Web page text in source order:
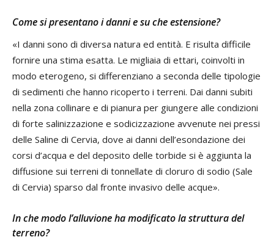
Come si presentano i danni e su che estensione?
«I danni sono di diversa natura ed entità. E risulta difficile
fornire una stima esatta. Le migliaia di ettari, coinvolti in
modo eterogeno, si differenziano a seconda delle tipologie
di sedimenti che hanno ricoperto i terreni. Dai danni subiti
nella zona collinare e di pianura per giungere alle condizioni
di forte salinizzazione e sodicizzazione avvenute nei pressi
delle Saline di Cervia, dove ai danni dell’esondazione dei
corsi d’acqua e del deposito delle torbide si è aggiunta la
diffusione sui terreni di tonnellate di cloruro di sodio (Sale
di Cervia) sparso dal fronte invasivo delle acque».
In che modo l’alluvione ha modificato la struttura del
terreno?